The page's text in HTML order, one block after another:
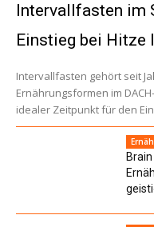
Intervallfasten im
Einstieg bei
Intervallfasten gehört seit
Ernährungsformen im
idealer Zeitpunkt für den